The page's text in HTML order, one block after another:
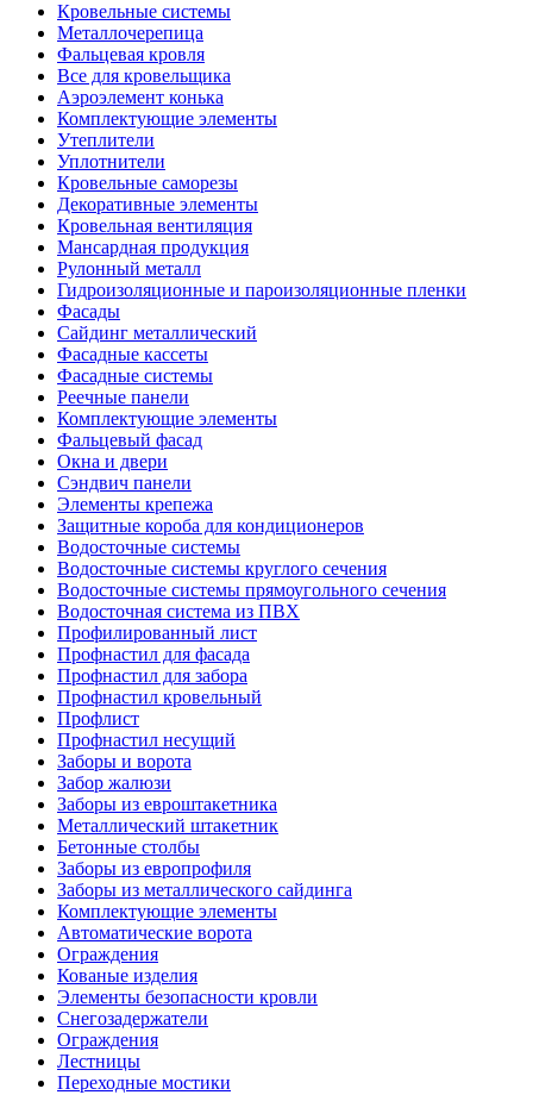
Кровельные системы
Металлочерепица
Фальцевая кровля
Все для кровельщика
Аэроэлемент конька
Комплектующие элементы
Утеплители
Уплотнители
Кровельные саморезы
Декоративные элементы
Кровельная вентиляция
Мансардная продукция
Рулонный металл
Гидроизоляционные и пароизоляционные пленки
Фасады
Сайдинг металлический
Фасадные кассеты
Фасадные системы
Реечные панели
Комплектующие элементы
Фальцевый фасад
Окна и двери
Сэндвич панели
Элементы крепежа
Защитные короба для кондиционеров
Водосточные системы
Водосточные системы круглого сечения
Водосточные системы прямоугольного сечения
Водосточная система из ПВХ
Профилированный лист
Профнастил для фасада
Профнастил для забора
Профнастил кровельный
Профлист
Профнастил несущий
Заборы и ворота
Забор жалюзи
Заборы из евроштакетника
Металлический штакетник
Бетонные столбы
Заборы из европрофиля
Заборы из металлического сайдинга
Комплектующие элементы
Автоматические ворота
Ограждения
Кованые изделия
Элементы безопасности кровли
Снегозадержатели
Ограждения
Лестницы
Переходные мостики